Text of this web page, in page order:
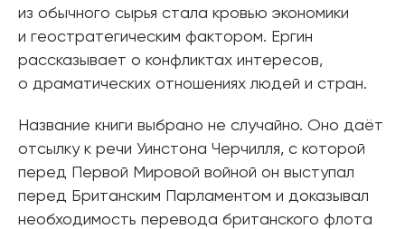
из обычного сырья стала кровью экономики
и геостратегическим фактором. Ергин
рассказывает о конфликтах интересов,
о драматических отношениях людей и стран.
Название книги выбрано не случайно. Оно даёт
отсылку к речи Уинстона Черчилля, с которой
перед Первой Мировой войной он выступал
перед Британским Парламентом и доказывал
необходимость перевода британского флота